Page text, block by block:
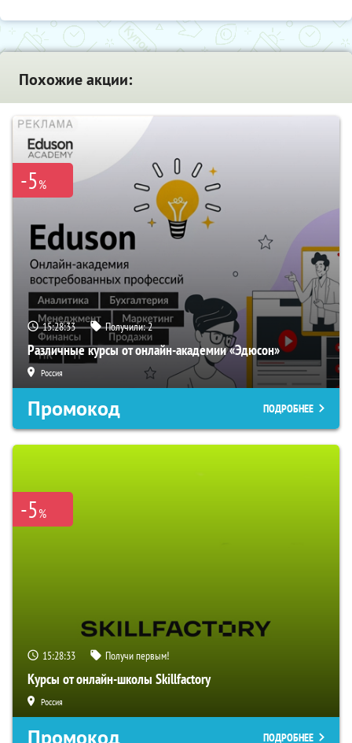
Похожие акции:
-5%
15:28:32 Получили:2
Различные курсы от онлайн-академии «Эдюсон»
Россия
Промокод ПОДРОБНЕЕ
-5%
15:28:32 Получи первым!
Курсы от онлайн-школы Skillfactory
Россия
ПОДРОБНЕЕ